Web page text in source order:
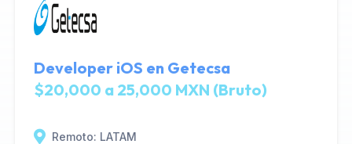
Developer iOS en Getecsa
$20,000 a 25,000 MXN (Bruto)
Remoto: LATAM